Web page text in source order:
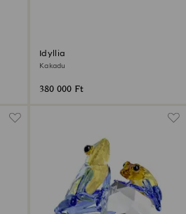
Idyllia
Kakadu
380 000 Ft